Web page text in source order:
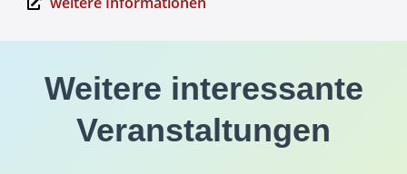
Weitere interessante
Veranstaltungen